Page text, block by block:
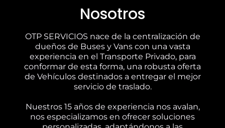
Nosotros
OTP SERVICIOS nace de la centralización de
dueños de Buses y Vans con una vasta
experiencia en el Transporte Privado, para
conformar de esta forma, una robusta oferta
de Vehículos destinados a entregar el mejor
servicio de traslado.
Nuestros 15 años de experiencia nos avalan,
nos especializamos en ofrecer soluciones